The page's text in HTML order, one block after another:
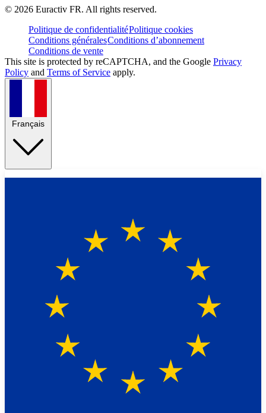
© 2026 Euractiv FR. All rights reserved.
Politique de confidentialitéPolitique cookies
Conditions généralesConditions d’abonnement
Conditions de vente
This site is protected by reCAPTCHA, and the Google Privacy
Policy and Terms of Service apply.
Français